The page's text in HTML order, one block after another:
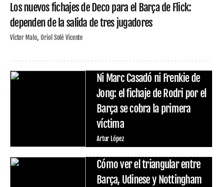
Los nuevos fichajes de Deco para el Barça de Flick:
dependen de la salida de tres jugadores
Víctor Malo Oriol Solé Vicente
Ni Marc Casadó ni Frenkie de
Jong: el fichaje de Rodri por el
Barça se cobra la primera
víctima
Artur López
Cómo ver el triangular entre
Barça, Udinese y Nottingham